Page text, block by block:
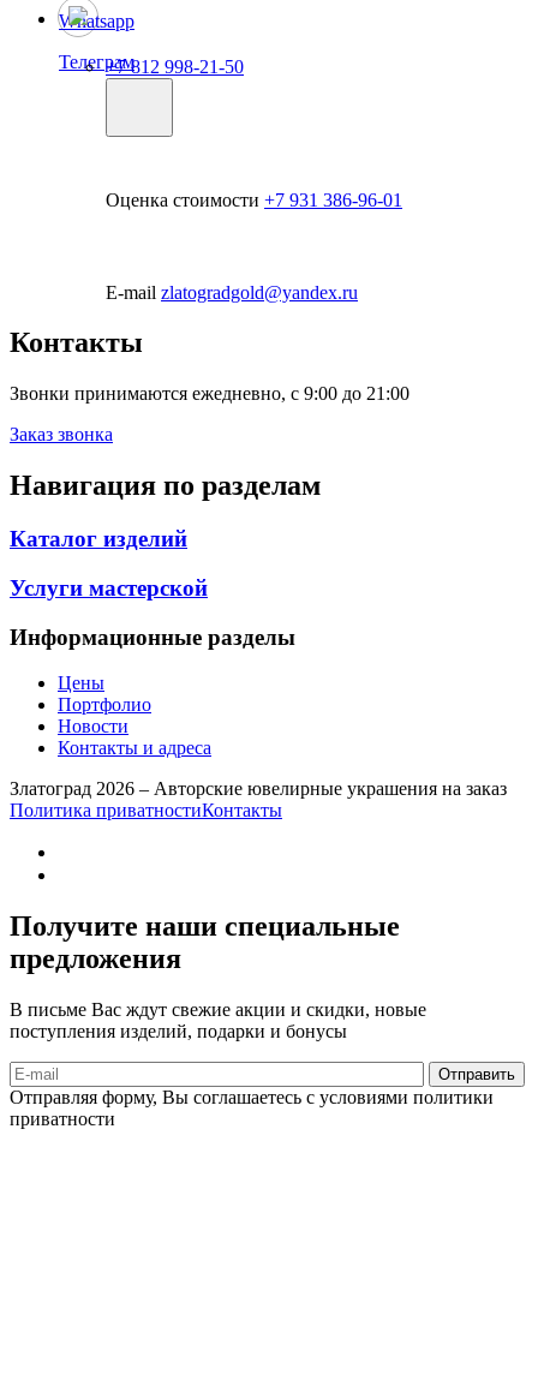
Whatsapp
Телеграм+7 812 998-21-50
Оценка стоимости +7 931 386-96-01
E-mail zlatogradgold@yandex.ru
Контакты
Звонки принимаются ежедневно, с 9:00 до 21:00
Заказ звонка
Навигация по разделам
Каталог изделий
Услуги мастерской
Информационные разделы
Цены
Портфолио
Новости
Контакты и адреса
Златоград 2026 – Авторские ювелирные украшения на заказ
Политика приватностиКонтакты
Получите наши специальные
предложения
В письме Вас ждут свежие акции и скидки, новые
поступления изделий, подарки и бонусы
Отправляя форму, Вы соглашаетесь с условиями политики
приватности